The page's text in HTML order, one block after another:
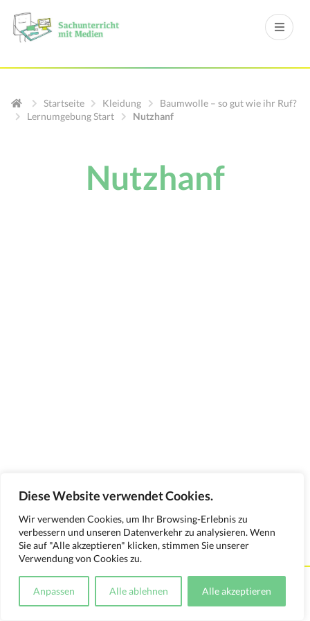
Diese Website verwendet Cookies.
Wir verwenden Cookies, um Ihr Browsing-Erlebnis zu
verbessern und unseren Datenverkehr zu analysieren. Wenn
Sie auf "Alle akzeptieren" klicken, stimmen Sie unserer
Verwendung von Cookies zu.
Anpassen Alle ablehnen Alle akzeptieren
Startseite Kleidung
Baumwolle – so gut wie ihr Ruf?
Lernumgebung Start
Nutzhanf
Nutzhanf
Kontakt Impressum Datenschutzerklärung
Medienverwendungsnachweis